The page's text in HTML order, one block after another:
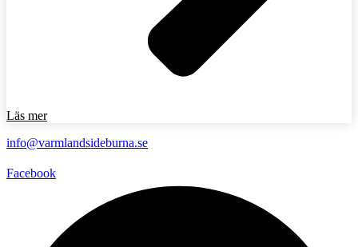
Läs mer
info@varmlandsideburna.se
Facebook